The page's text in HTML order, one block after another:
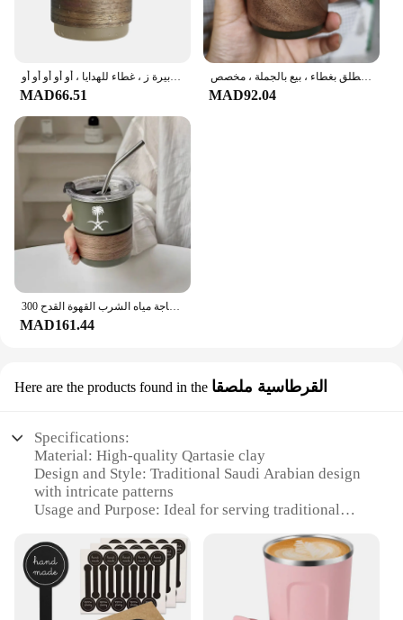
كوب قهوة من الفولاذ المقاوم للصدأ بشعار وطني بشعار المملكة العربية السعودية ، كوب ماء ، تخييم خارجي ، قش بيرة ز ، غطاء للهدايا ، أو أو أو أو أو
MAD66.51
كوب من الفولاذ المقاوم للصدأ بشعار وطني بشعار المملكة العربية السعودية ، كوب قهوة للتخييم في الهواء الطلق بغطاء ، بيع بالجملة ، مخصص ،
MAD92.04
300 مللي كوب من الفولاذ المقاوم للصدأ كوب للبيرة مع غطاء القش المملكة العربية السعودية شعار التخييم في الهواء الطلق السفر زجاجة مياه الشرب القهوة القدح
MAD161.44
Here are the products found in the القرطاسية ملصقا
Specifications:
Material: High-quality Qartasie clay
Design and Style: Traditional Saudi Arabian design
with intricate patterns
Usage and Purpose: Ideal for serving traditional
Shape and Size: Large, round serving dish perfect
for gatherings
Performance and Property: Durable and resistant to
high temperatures